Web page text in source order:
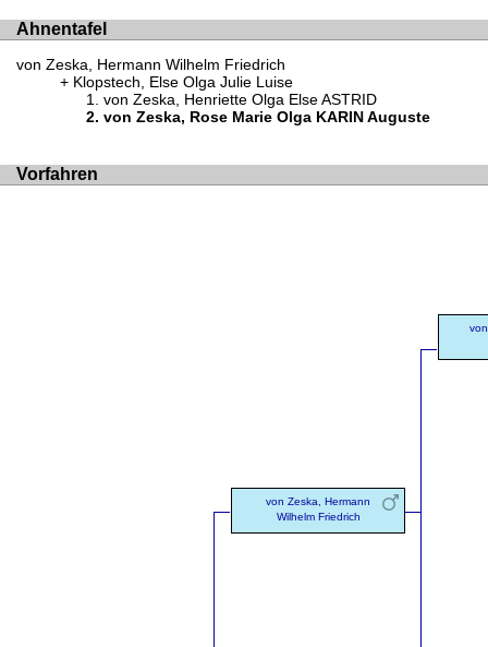
Ahnentafel
von Zeska, Hermann Wilhelm Friedrich
Klopstech, Else Olga Julie Luise
von Zeska, Henriette Olga Else ASTRID
von Zeska, Rose Marie Olga KARIN Auguste
Vorfahren
von Zeska, Hermann
Wilhelm Friedrich